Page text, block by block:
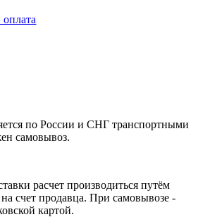
по России и СНГ транспортными
самовывоз.
расчет производиться путём
счет продавца. При самовывозе -
картой.